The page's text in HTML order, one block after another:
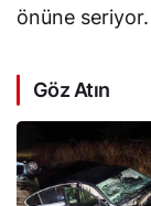
önüne seriyor.
Göz Atın